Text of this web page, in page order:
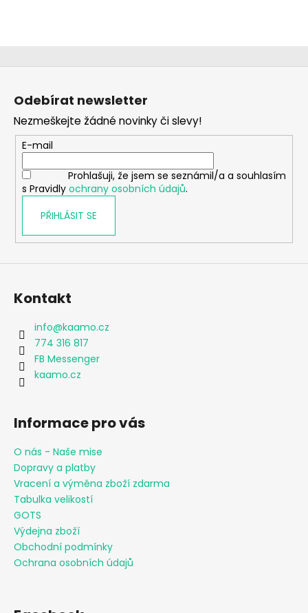
Z
Odebírat newsletter
Nezmeškejte žádné novinky či slevy!
E-mail
Prohlašuji, že jsem se seznámil/a a souhlasím
s Pravidly ochrany osobních údajů.
PŘIHLÁSIT SE
Kontakt
info@kaamo.cz
774 316 817
FB Messenger
kaamo.cz
Informace pro vás
O nás - Naše mise
Dopravy a platby
Vracení a výměna zboží zdarma
Tabulka velikostí
GOTS
Výdejna zboží
Obchodní podmínky
Ochrana osobních údajů